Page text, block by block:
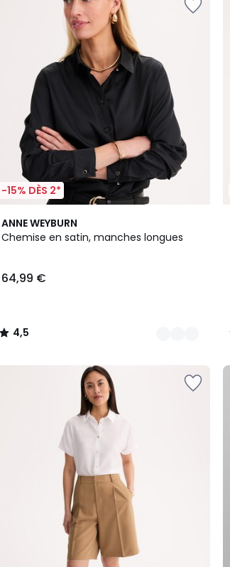
-15% DÈS 2*
ANNE WEYBURN
Chemise en satin, manches longues
64,99 €
4,5
/ 5
2
Couleurs
4,5
/